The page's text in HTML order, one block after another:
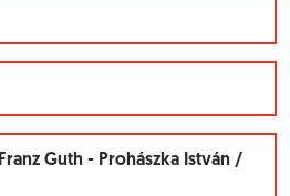
Guth - Prohászka István /